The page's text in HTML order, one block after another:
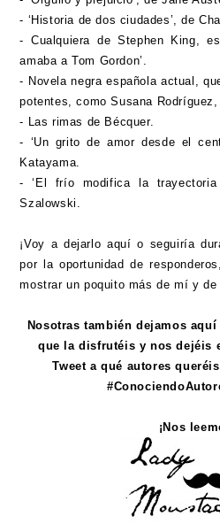
- ‘Historia de dos ciudades’, de
- Cualquiera de Stephen King,
amaba a Tom Gordon’.
- Novela negra española actual,
potentes, como Susana
- Las rimas de Bécquer.
- ‘Un grito de amor desde el
Katayama.
- ‘El frío modifica la
Szalowski.
¡Voy a dejarlo aquí o seguiría
por la oportunidad de
mostrar un poquito más de mí y de
Nosotras también dejamos
que la disfrutéis y nos dejéis
Tweet a qué autores
¡Nos